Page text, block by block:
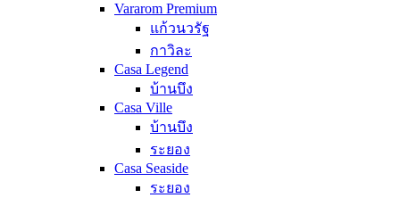
Vararom Premium
แก้วนวรัฐ
กาวิละ
Casa Legend
บ้านบึง
Casa Ville
บ้านบึง
ระยอง
Casa Seaside
ระยอง